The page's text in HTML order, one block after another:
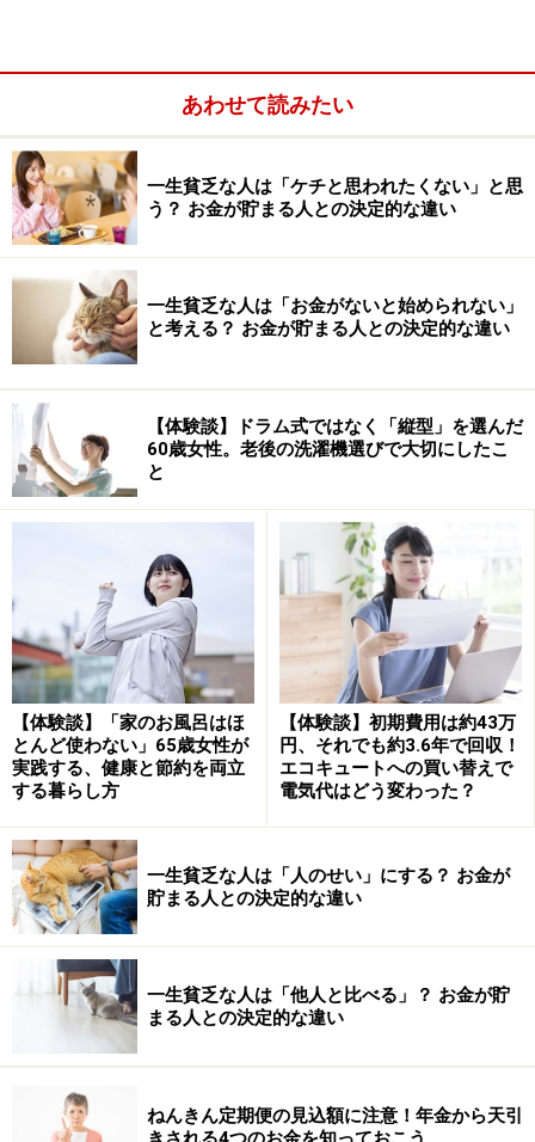
●その2：「役割」を決めて、気楽に関わる
何かを教える、手伝うなど、自分に明確な役割がある場
所を選びましょう。役割があれば、過度な同調を求めら
れません。仕事のような「機能的」な付き合いに徹する
ことで、面倒な空気から距離を置けます。
●その3：オンラインやSNSで自分のペースでつながる
対面での集まりは、その場の雰囲気に支配されやすいも
の。オンラインのコミュニティー、SNS、文通など、自
分の好きな時間に自分の言葉でやりとりできる場を選び
ましょう。相手の顔色をうかがう必要がなく、純粋に
「テーマ」だけでつながることができます。
このように自分に合ったつながりを作れば、一人の時間
を恐れる必要はなくなります。
一人の時間を「人生の豊かさ」に変える
一人の時間は、あえて自分が選んだ孤独として捉え直し
て、開き直ってみましょう。これは孤独ではなく、自分
を大切にするための選択です。
「やることがない」と感じると、つい家でゴロゴロして
あわせて読みたい
一生貧乏な人は「ケチと思われたくない」と思
う？ お金が貯まる人との決定的な違い
一生貧乏な人は「お金がないと始められない」
と考える？ お金が貯まる人との決定的な違い
【体験談】ドラム式ではなく「縦型」を選んだ
60歳女性。老後の洗濯機選びで大切にしたこ
と
【体験談】「家のお風呂はほ
とんど使わない」65歳女性が
実践する、健康と節約を両立
する暮らし方
【体験談】初期費用は約43万
円、それでも約3.6年で回収！
エコキュートへの買い替えで
電気代はどう変わった？
一生貧乏な人は「人のせい」にする？ お金が
貯まる人との決定的な違い
一生貧乏な人は「他人と比べる」？ お金が貯
まる人との決定的な違い
ねんきん定期便の見込額に注意！年金から天引